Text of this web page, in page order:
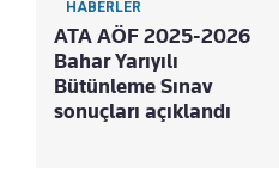
HABERLER
ATA AÖF 2025-2026
Bahar Yarıyılı
Bütünleme Sınav
sonuçları açıklandı